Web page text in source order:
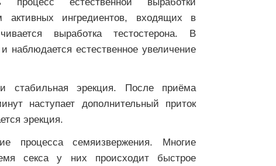
активных ингредиентов, входящих в
выработка тестостерона. В
наблюдается естественное увеличение
стабильная эрекция. После приёма
наступает дополнительный приток
эрекция.
процесса семяизвержения. Многие
секса у них происходит быстрое